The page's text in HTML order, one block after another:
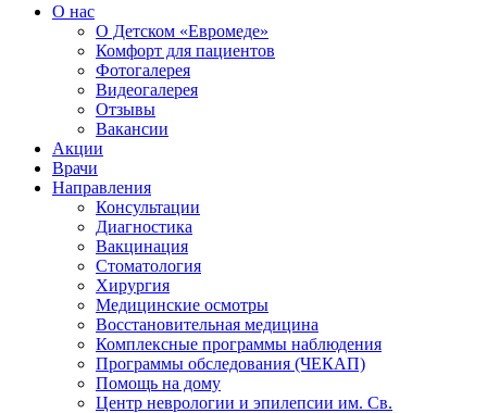
О нас
О Детском «Евромеде»
Комфорт для пациентов
Фотогалерея
Видеогалерея
Отзывы
Вакансии
Акции
Врачи
Направления
Консультации
Диагностика
Вакцинация
Стоматология
Хирургия
Медицинские осмотры
Восстановительная медицина
Комплексные программы наблюдения
Программы обследования (ЧЕКАП)
Помощь на дому
Центр неврологии и эпилепсии им. Св.